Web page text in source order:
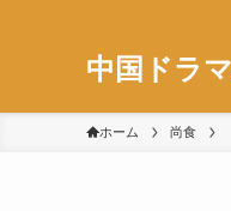
中国ドラ
ホーム 尚食